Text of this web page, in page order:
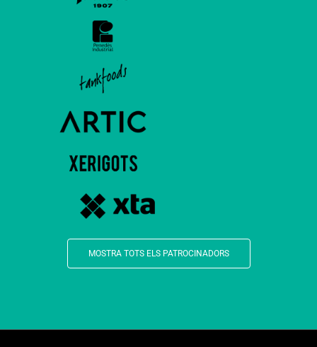
MOSTRA TOTS ELS PATROCINADORS